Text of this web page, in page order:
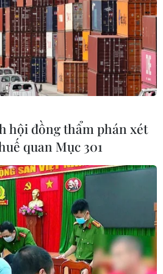
Ninh
chất lượng
chế giao việc
tế tư nhân
Kiến tạo hệ
doanh
hội đồng thẩm phán xét
quan Mục 301